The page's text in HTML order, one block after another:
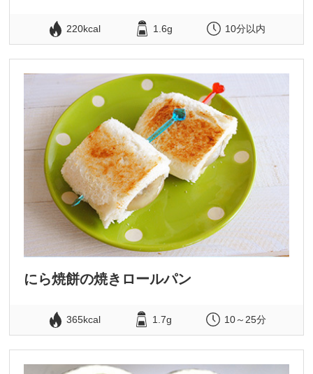
220kcal 1.6g 10分以内
にら焼餅の焼きロールパン
365kcal 1.7g 10～25分